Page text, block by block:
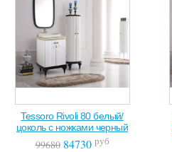
Tessoro Rivoli 80 белый/
цоколь с ножками черный
9968084730 руб